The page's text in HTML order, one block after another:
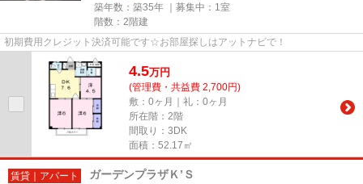
築年数：築35年 ｜募集中： 1室
階数：2階建
初期費用クレジット決済可能です☆お部屋探しはアットナビで！
4.5万円
(管理費・共益費 2,700円)
敷：0ヶ月｜礼：0ヶ月
所在階：2階
間取り：3DK
面積：52.17㎡
賃貸｜アパート ガーデンプラザＫ’Ｓ